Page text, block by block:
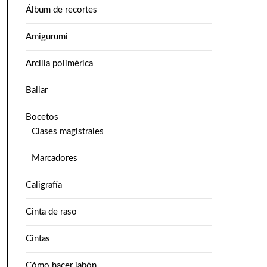
Álbum de recortes
Amigurumi
Arcilla polimérica
Bailar
Bocetos
Clases magistrales
Marcadores
Caligrafía
Cinta de raso
Cintas